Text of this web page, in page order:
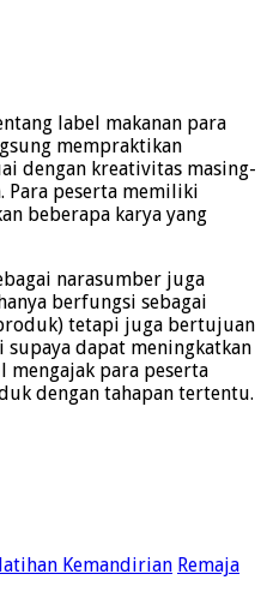
label makanan para
mempraktikan
dengan kreativitas masing-
Para peserta memiliki
beberapa karya yang
narasumber juga
berfungsi sebagai
tetapi juga bertujuan
dapat meningkatkan
mengajak para peserta
dengan tahapan tertentu.
Kemandirian Remaja